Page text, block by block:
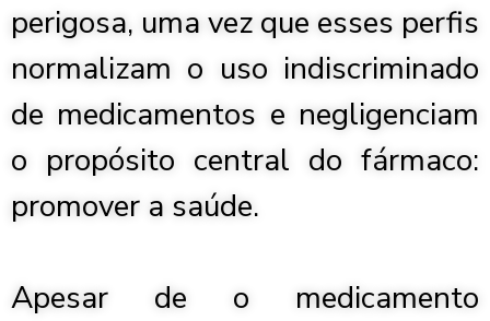
perigosa, uma vez que esses perfis
normalizam o uso indiscriminado
de medicamentos e negligenciam
o propósito central do fármaco:
promover a saúde.
Apesar de o medicamento